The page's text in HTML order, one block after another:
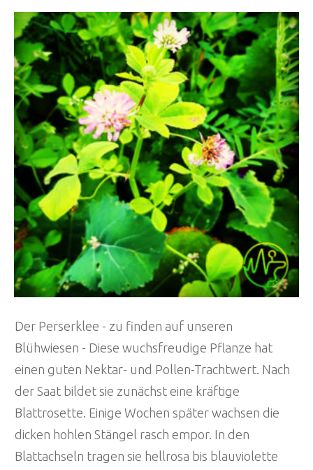
Der Perserklee - zu finden auf unseren
Blühwiesen - Diese wuchsfreudige Pflanze hat
einen guten Nektar- und Pollen-Trachtwert. Nach
der Saat bildet sie zunächst eine kräftige
Blattrosette. Einige Wochen später wachsen die
dicken hohlen Stängel rasch empor. In den
Blattachseln tragen sie hellrosa bis blauviolette